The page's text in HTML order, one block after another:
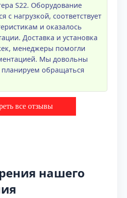
S22. Оборудование
с нагрузкой, соответствует
и оказалось
Доставка и установка
менеджеры помогли
Мы довольны
обращаться
все отзывы
нашего